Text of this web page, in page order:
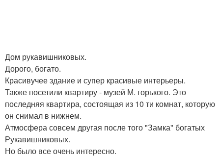
Дом рукавишниковых.
Дорого, богато.
Красивучее здание и супер красивые интерьеры.
Также посетили квартиру - музей М. горького. Это
последняя квартира, состоящая из 10 ти комнат, которую
он снимал в нижнем.
Атмосфера совсем другая после того "Замка" богатых
Рукавишниковых.
Но было все очень интересно.